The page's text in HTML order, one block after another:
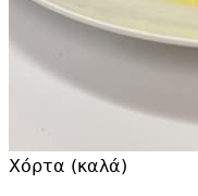
Χόρτα (καλά)